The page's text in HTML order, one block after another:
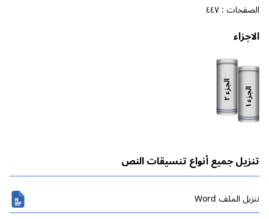
الصفحات :٤٤٧
الاجزاء
الجزء
١
الجزء
٢
تنزيل جميع أنواع تنسيقات النص
تنزیل الملف Word